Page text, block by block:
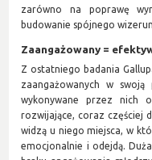
zarówno na poprawę
budowanie spójnego
Zaangażowany =
Z ostatniego badania
zaangażowanych w
wykonywane przez nich
rozwijające, coraz częściej
widzą u niego miejsca, w
emocjonalnie i odejdą.